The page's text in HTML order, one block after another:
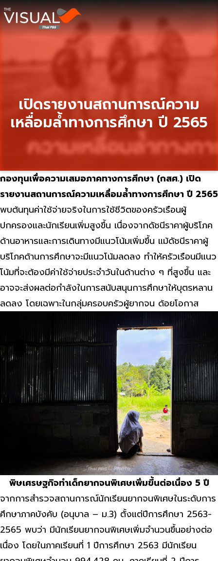
ข้ามไปยังเนื้อหา
เปิดรายงานสถานการณ์ความ
เหลื่อมล้ำทางการศึกษา ปี 2565
กองทุนเพื่อความเสมอภาคทางการศึกษา (กสศ.) เปิด
รายงานสถานการณ์ความเหลื่อมล้ำทางการศึกษา ปี 2565
พบต้นทุนค่าใช้จ่ายจริงในการใช้ชีวิตของครัวเรือนผู้
ปกครองและนักเรียนเพิ่มสูงขึ้น เนื่องจากดัชนีราคาผู้บริโภค
ด้านอาหารและการเดินทางมีแนวโน้มเพิ่มขึ้น แม้ดัชนีราคาผู้
บริโภคด้านการศึกษาจะมีแนวโน้มลดลง ทำให้ครัวเรือนมีแนว
โน้มที่จะต้องมีค่าใช้จ่ายประจำวันในด้านต่าง ๆ ที่สูงขึ้น และ
อาจจะส่งผลต่อกำลังในการสนับสนุนการศึกษาให้บุตรหลาน
ลดลง โดยเฉพาะในกลุ่มครอบครัวผู้ยากจน ด้อยโอกาส
พิษเศรษฐกิจทำเด็กยากจนพิเศษเพิ่มขึ้นต่อเนื่อง 5 ปี
จากการสำรวจสถานการณ์นักเรียนยากจนพิเศษในระดับการ
ศึกษาภาคบังคับ (อนุบาล – ม.3) ตั้งแต่ปีการศึกษา 2563-
2565 พบว่า มีนักเรียนยากจนพิเศษเพิ่มจำนวนขึ้นอย่างต่อ
เนื่อง โดยในภาคเรียนที่ 1 ปีการศึกษา 2563 มีนักเรียน